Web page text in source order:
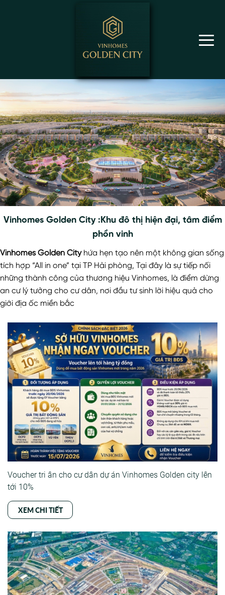
Vinhomes Golden City :Khu đô thị hiện đại, tâm điểm
phồn vinh
Vinhomes Golden City hứa hẹn tạo nên một không gian sống
tích hợp “All in one” tại TP Hải phòng, Tại đây là sự tiếp nối
những thành công của thương hiệu Vinhomes, là điểm dừng
an cư lý tưởng cho cư dân, nơi đầu tư sinh lời hiệu quả cho
giới địa ốc miền bắc
Voucher tri ân cho cư dân dự án Vinhomes Golden city lên
tới 10%
XEM CHI TIẾT